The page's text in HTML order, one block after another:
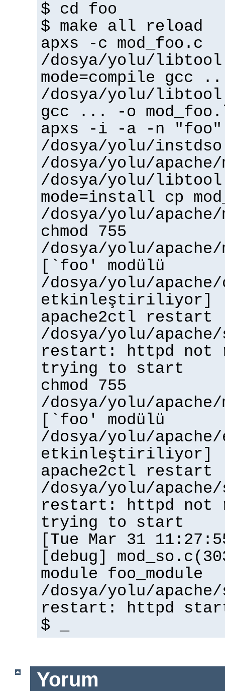
$ cd foo
$ make all reload
apxs -c mod_foo.c
/dosya/yolu/
mode=compile gcc
/dosya/yolu/libtool
gcc ... -o
apxs -i -a -n "foo"
/dosya/yolu/
/dosya/yolu/apache/
/dosya/yolu/
mode=install cp
/dosya/yolu/
chmod 755
/dosya/yolu/apache/
[`foo' modülü
/dosya/yolu/
etkinleştiriliyor]
apache2ctl restart
/dosya/yolu/
restart: httpd not
trying to start
chmod 755
/dosya/yolu/apache/
[`foo' modülü
/dosya/yolu/
etkinleştiriliyor]
apache2ctl restart
/dosya/yolu/
restart: httpd not
trying to start
[Tue Mar 31
[debug]
module foo_module
/dosya/yolu/
restart: httpd
$ _
Yorum